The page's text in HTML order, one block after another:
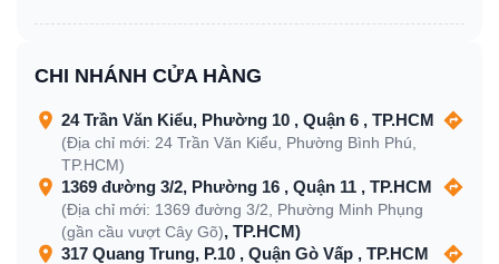
CHI NHÁNH CỬA HÀNG
24 Trần Văn Kiểu, Phường 10 , Quận 6 , TP.HCM
(Địa chỉ mới: 24 Trần Văn Kiểu, Phường Bình Phú,
TP.HCM)
1369 đường 3/2, Phường 16 , Quận 11 , TP.HCM
(Địa chỉ mới: 1369 đường 3/2, Phường Minh Phụng
(gần cầu vượt Cây Gõ), TP.HCM)
317 Quang Trung, P.10 , Quận Gò Vấp , TP.HCM